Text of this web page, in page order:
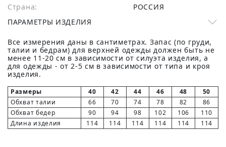
Страна:
РОССИЯ
ПАРАМЕТРЫ ИЗДЕЛИЯ
Все измерения даны в сантиметрах. Запас (по груди,
талии и бедрам) для верхней одежды должен быть не
менее 11-20 см в зависимости от силуэта изделия, а
для одежды - от 2-5 см в зависимости от типа и кроя
изделия.
Размеры 40 42 44 46 48
50
Обхват талии
66 70 74 78 82
86
Обхват бедер
90 94 98 102 106
110
Длина изделия
114 114 114 114 114 114